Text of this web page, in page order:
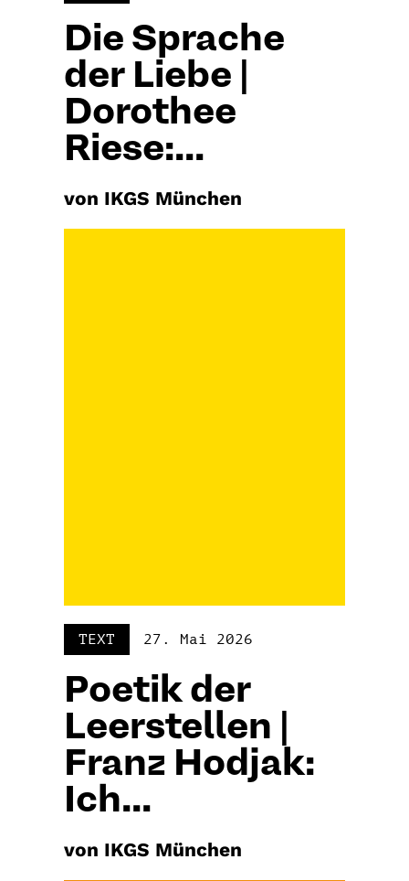
Die Sprache
der Liebe |
Dorothee
Riese:...
von IKGS München
TEXT 27. Mai 2026
Poetik der
Leerstellen |
Franz Hodjak:
Ich...
von IKGS München